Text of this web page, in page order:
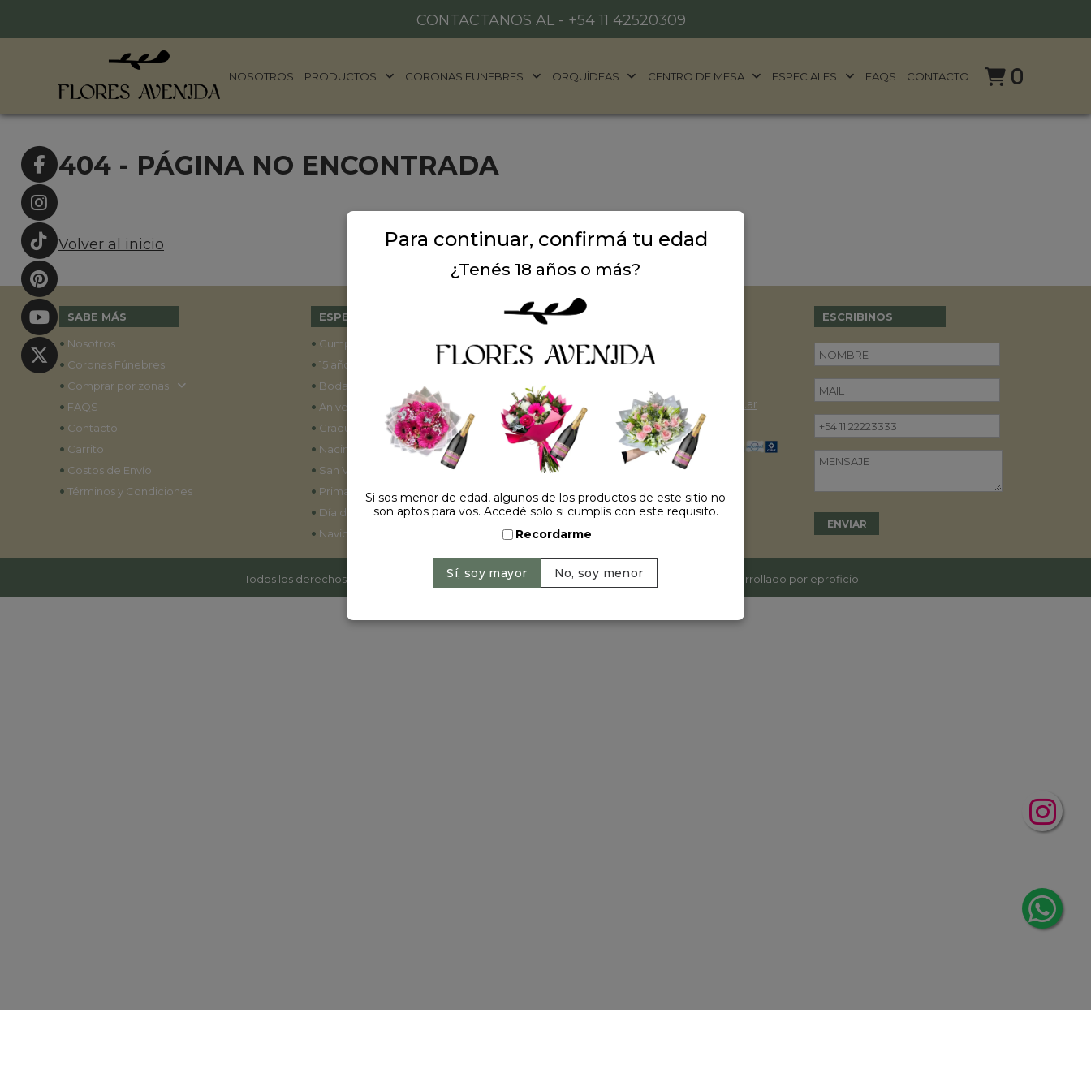
CONTACTANOS AL - +54 11 42520309
NOSOTROS PRODUCTOS CORONAS FUNEBRES ORQUÍDEAS CENTRO DE MESA ESPECIALES FAQS CONTACTO 0
404 - PÁGINA NO ENCONTRADA
Volver al inicio
SABE MÁS
• Nosotros
• Coronas Fúnebres
• Comprar por zonas
• FAQS
• Contacto
• Carrito
• Costos de Envío
• Términos y Condiciones
ESPECIALES
• Cumpleaños
• 15 años
• Bodas
• Aniversarios
• Graduaciones
• Nacimientos
• San Valentín
• Primavera 2022
• Día de la madre
• Navidad y año nuevo
DONDE ESTAMOS
Ubicación: Argentina
contacto@floresavenida.com.ar
ESCRIBINOS
Todos los derechos reservados | 2026 © Flores Avenida. | Argentina. -+54 11 42520309 | Sitio desarrollado por eproficio
Para continuar, confirmá tu edad
¿Tenés 18 años o más?
Si sos menor de edad, algunos de los productos de este sitio no
son aptos para vos. Accedé solo si cumplís con este requisito.
Recordarme